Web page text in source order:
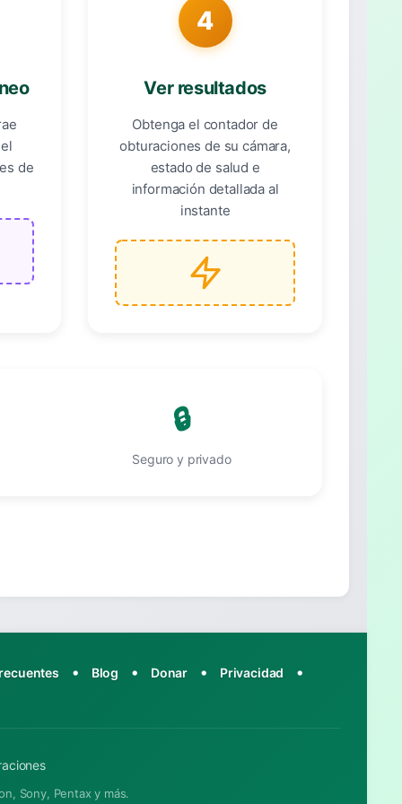
de
4
Ver resultados
Obtenga el contador de
obturaciones de su cámara,
estado de salud e
información detallada al
instante
🔒
Seguro y privado
• Blog • Donar • Privacidad •
Sony, Pentax y más.